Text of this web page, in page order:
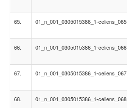
65. 01_n_001_0305015386_1-celiens_065
66. 01_n_001_0305015386_1-celiens_066
67. 01_n_001_0305015386_1-celiens_067
68. 01_n_001_0305015386_1-celiens_068